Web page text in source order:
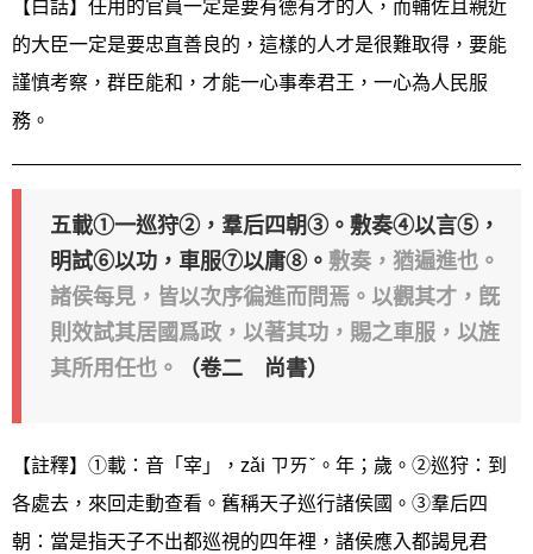
【白話】任用的官員一定是要有德有才的人，而輔佐且親近
的大臣一定是要忠直善良的，這樣的人才是很難取得，要能
謹慎考察，群臣能和，才能一心事奉君王，一心為人民服
務。
五載①一巡狩②，羣后四朝③。敷奏④以言⑤，
明試⑥以功，車服⑦以庸⑧。 敷奏，猶遍進也。
諸侯每見，皆以次序徧進而問焉。以觀其才，旣
則效試其居國爲政，以著其功，賜之車服，以旌
其所用任也。
（卷二 尚書）
【註釋】①載：音「宰」，zǎi ㄗㄞˇ。年；歲。②巡狩：到
各處去，來回走動查看。舊稱天子巡行諸侯國。③羣后四
朝：當是指天子不出都巡視的四年裡，諸侯應入都謁見君